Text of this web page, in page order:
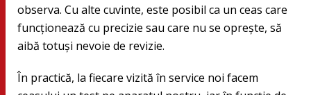
observa. Cu alte cuvinte, este posibil ca un ceas care
funcționează cu precizie sau care nu se oprește, să
aibă totuși nevoie de revizie.
În practică, la fiecare vizită în service noi facem